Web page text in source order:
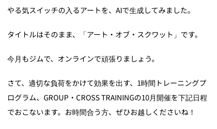
やる気スイッチの入るアートを、AIで生成してみました。
タイトルはそのまま、「アート・オブ・スクワット」です。
今月もジムで、オンラインで頑張りましょう。
さて、適切な負荷をかけて効果を出す、1時間トレーニングプ
ログラム、GROUP・CROSS TRAININGの10月開催を下記日程
でおこないます。お時間合う方、ぜひお越しくださいね！